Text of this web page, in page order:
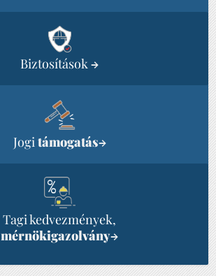
Biztosítások→
Jogi támogatás→
Tagi kedvezmények,
mérnökigazolvány→